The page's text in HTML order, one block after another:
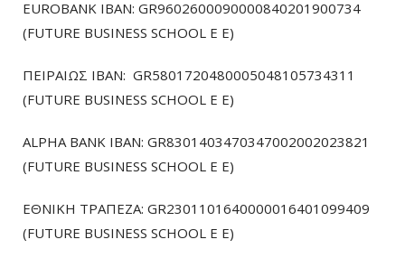
EUROBANK IBAN: GR9602600090000840201900734
(FUTURE BUSINESS SCHOOL E E)
ΠΕΙΡΑΙΩΣ ΙΒΑΝ: GR5801720480005048105734311
(FUTURE BUSINESS SCHOOL E E)
ALPHA BANK IBAN: GR8301403470347002002023821
(FUTURE BUSINESS SCHOOL E E)
ΕΘΝΙΚΗ ΤΡΑΠΕΖΑ: GR2301101640000016401099409
(FUTURE BUSINESS SCHOOL E E)